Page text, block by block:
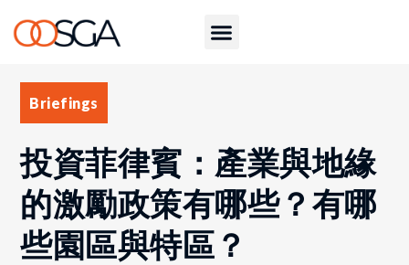
Briefings
投資菲律賓：產業與地緣
的激勵政策有哪些？有哪
些園區與特區？